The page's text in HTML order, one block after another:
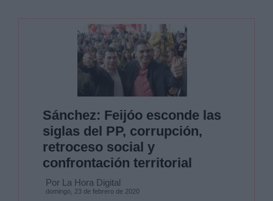
Sánchez: Feijóo esconde las
siglas del PP, corrupción,
retroceso social y
confrontación territorial
Por La Hora Digital
domingo, 23 de febrero de 2020